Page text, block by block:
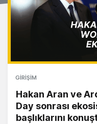
GIRIŞIM
Hakan Aran ve
Day sonrası
başlıklarını